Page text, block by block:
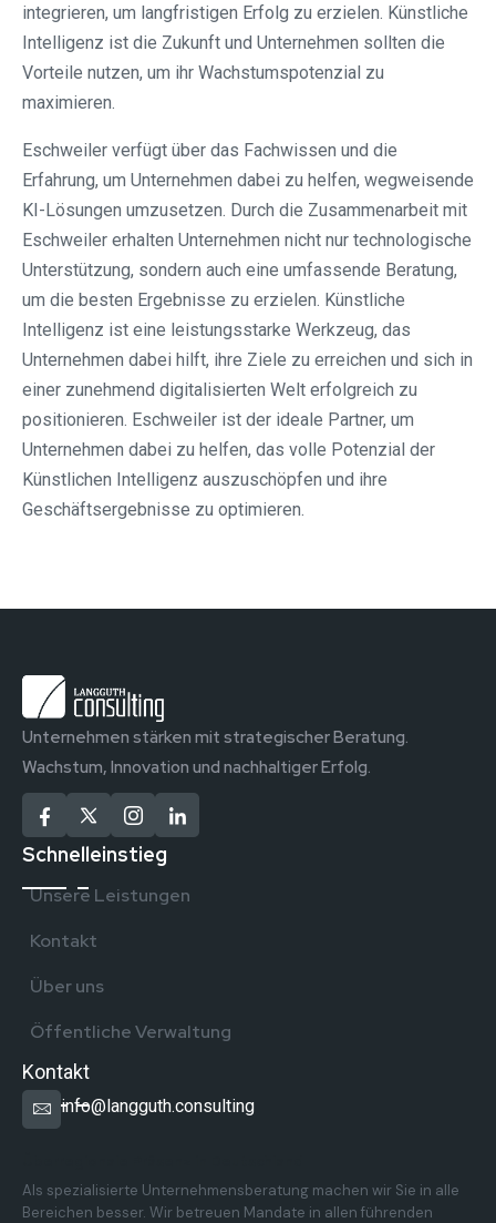
integrieren, um langfristigen Erfolg zu erzielen. Künstliche
Intelligenz ist die Zukunft und Unternehmen sollten die
Vorteile nutzen, um ihr Wachstumspotenzial zu
maximieren.
Eschweiler verfügt über das Fachwissen und die
Erfahrung, um Unternehmen dabei zu helfen, wegweisende
KI-Lösungen umzusetzen. Durch die Zusammenarbeit mit
Eschweiler erhalten Unternehmen nicht nur technologische
Unterstützung, sondern auch eine umfassende Beratung,
um die besten Ergebnisse zu erzielen. Künstliche
Intelligenz ist eine leistungsstarke Werkzeug, das
Unternehmen dabei hilft, ihre Ziele zu erreichen und sich in
einer zunehmend digitalisierten Welt erfolgreich zu
positionieren. Eschweiler ist der ideale Partner, um
Unternehmen dabei zu helfen, das volle Potenzial der
Künstlichen Intelligenz auszuschöpfen und ihre
Geschäftsergebnisse zu optimieren.
Unternehmen stärken mit strategischer Beratung.
Wachstum, Innovation und nachhaltiger Erfolg.
Schnelleinstieg
Unsere Leistungen
Kontakt
Über uns
Öffentliche Verwaltung
Kontakt
info@langguth.consulting
Als spezialisierte Unternehmensberatung machen wir Sie in alle
Bereichen besser. Wir betreuen Mandate in allen führenden